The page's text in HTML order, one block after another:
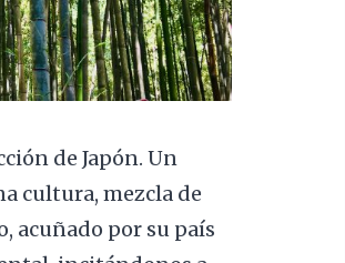
de Japón. Un
cultura, mezcla de
acuñado por su país